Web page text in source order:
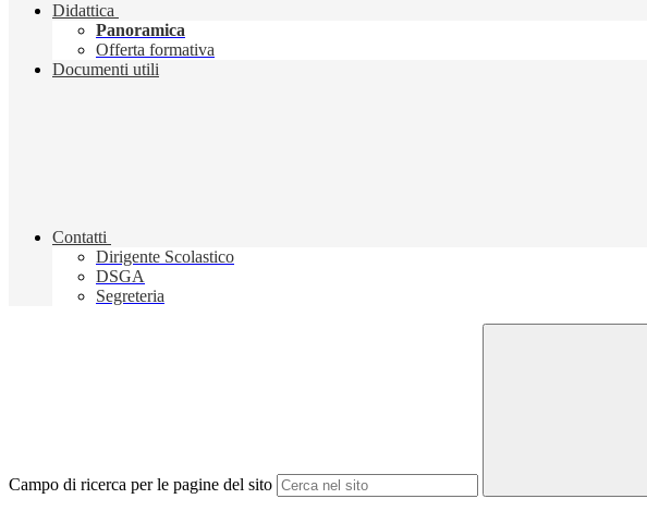
Didattica
Panoramica
Offerta formativa
Documenti utili
Contatti
Dirigente Scolastico
DSGA
Segreteria
Campo di ricerca per le pagine del sito